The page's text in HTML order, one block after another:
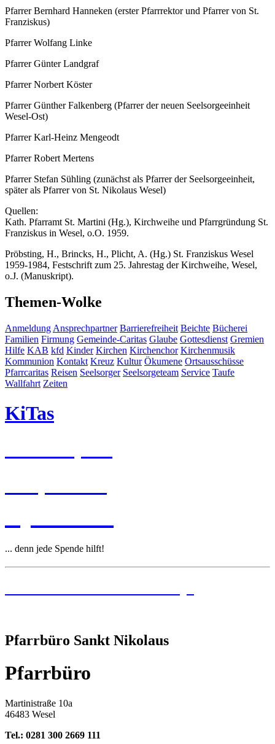
Pfarrer Bernhard Hanneken (erster Pfarrrektor und Pfarrer von St.
Franziskus)
Pfarrer Wolfang Linke
Pfarrer Günter Landgraf
Pfarrer Norbert Köster
Pfarrer Günther Falkenberg (Pfarrer der neuen Seelsorgeeinheit
Wesel-Ost)
Pfarrer Karl-Heinz Mengeodt
Pfarrer Robert Mertens
Pfarrer Stefan Sühling (zunächst als Pfarrer der Seelsorgeeinheit,
später als Pfarrer von St. Nikolaus Wesel)
Quellen:
Kath. Pfarramt St. Martini (Hg.), Kirchweihe und Pfarrgründung St.
Franziskus in Wesel, o.O. 1959.
Pröbsting, H., Brincks, H., Plicht, A. (Hg.) St. Franziskus Wesel
1959-1984, Festschrift zum 25. Jahrestag der Kirchweihe, Wesel,
o.J. (Manuskript).
Themen-Wolke
Anmeldung Ansprechpartner Barrierefreiheit Beichte Bücherei
Familien Firmung Gemeinde-Caritas Glaube Gottesdienst Gremien
Hilfe KAB kfd Kinder Kirchen Kirchenchor Kirchenmusik
Kommunion Kontakt Kreuz Kultur Ökumene Ortsausschüsse
Pfarrcaritas Reisen Seelsorger Seelsorgeteam Service Taufe
Wallfahrt Zeiten
KiTas
... denn jede Spende hilft!
Pfarrbüro Sankt Nikolaus
Pfarrbüro
Martinistraße 10a
46483 Wesel
Tel.: 0281 300 2669 111